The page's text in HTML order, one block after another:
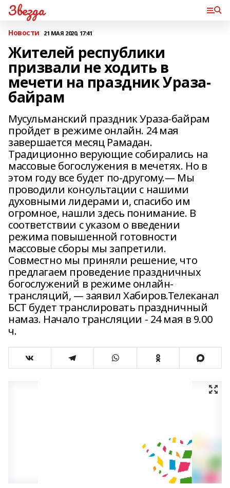
Звезда
Новости 21 МАЯ 2020, 17:41
Жителей республики
призвали не ходить в
мечети на праздник Ураза-
байрам
Мусульманский праздник Ураза-байрам
пройдет в режиме онлайн. 24 мая
завершается месяц Рамадан.
Традиционно верующие собирались на
массовые богослужения в мечетях. Но в
этом году все будет по-другому.— Мы
проводили консультации с нашими
духовными лидерами и, спасибо им
огромное, нашли здесь понимание. В
соответствии с указом о введении
режима повышенной готовности
массовые сборы мы запретили.
Совместно мы приняли решение, что
предлагаем проведение праздничных
богослужений в режиме онлайн-
трансляций, — заявил Хабиров.Телеканал
БСТ будет транслировать праздничный
намаз. Начало трансляции - 24 мая в 9.00
ч.